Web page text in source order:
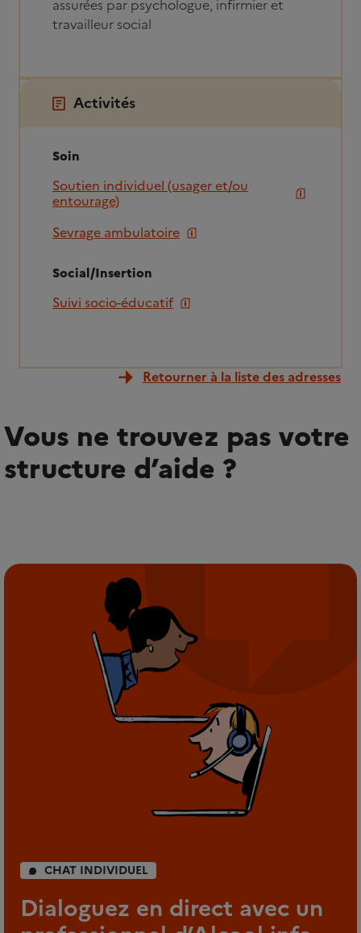
assurées par psychologue, infirmier et
travailleur social
Activités
Soin
Soutien individuel (usager et/ou
entourage)
Sevrage ambulatoire
Social/Insertion
Suivi socio-éducatif
Retourner à la liste des adresses
Vous ne trouvez pas votre
structure d’aide ?
CHAT INDIVIDUEL
Dialoguez en direct avec un